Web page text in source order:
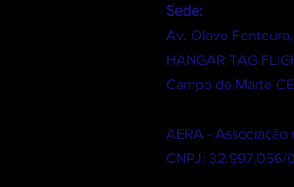
Sede:
Av. Olavo
HANGAR TAG
Campo de Marte
AERA - Associação
CNPJ: 32.997.056/